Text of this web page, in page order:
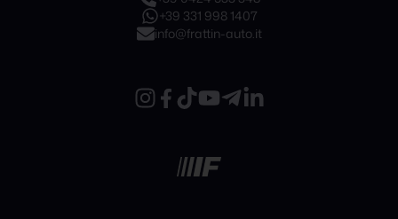
+39 331 998 1407
info@frattin-auto.it